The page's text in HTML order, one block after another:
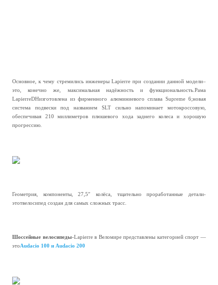
Основное, к чему стремились инженеры Lapierre при создании данной модели–
это, конечно же, максимальная надёжность и функциональность.Рама
LapierreDHизготовлена из фирменного алюминиевого сплава Supreme 6;новая
система подвески под названием SLT сильно напоминает мотокроссовую,
обеспечивая 210 миллиметров плюшевого хода заднего колеса и хорошую
прогрессию.
Геометрия, компоненты, 27,5″ колёса, тщательно проработанные детали-
этотвелосипед создан для самых сложных трасс.
Шоссейные велосипеды-Lapierre в Веломире представлены категорией спорт —
этоAudacio 100 и Audacio 200